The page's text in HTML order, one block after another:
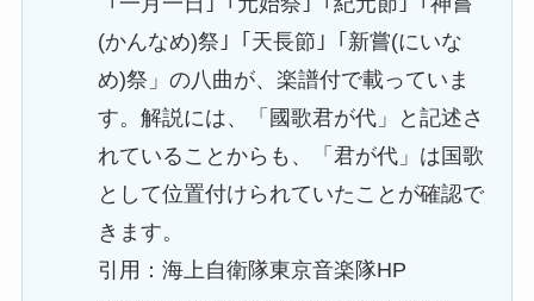
(かんなめ)祭｣「天長節｣「新嘗(にいな
め)祭」の八曲が、楽譜付で載っていま
す。解説には、「國歌君が代」と記述さ
れていることからも、「君が代」は国歌
として位置付けられていたことが確認で
きます。
引用：海上自衛隊東京音楽隊HP